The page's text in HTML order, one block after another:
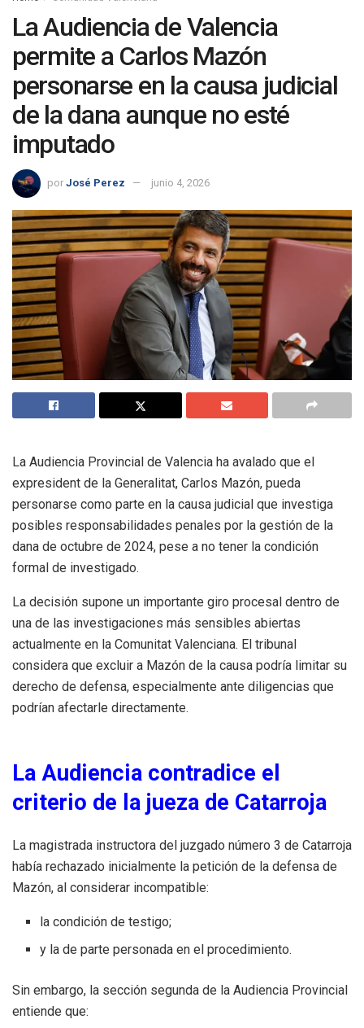
La Audiencia de Valencia
permite a Carlos Mazón
personarse en la causa judicial
de la dana aunque no esté
imputado
por José Perez junio 4, 2026
La Audiencia Provincial de Valencia ha avalado que el
expresident de la Generalitat, Carlos Mazón, pueda
personarse como parte en la causa judicial que investiga
posibles responsabilidades penales por la gestión de la
dana de octubre de 2024, pese a no tener la condición
formal de investigado.
La decisión supone un importante giro procesal dentro de
una de las investigaciones más sensibles abiertas
actualmente en la Comunitat Valenciana. El tribunal
considera que excluir a Mazón de la causa podría limitar su
derecho de defensa, especialmente ante diligencias que
podrían afectarle directamente.
La Audiencia contradice el
criterio de la jueza de Catarroja
La magistrada instructora del juzgado número 3 de Catarroja
había rechazado inicialmente la petición de la defensa de
Mazón, al considerar incompatible:
la condición de testigo;
y la de parte personada en el procedimiento.
Sin embargo, la sección segunda de la Audiencia Provincial
entiende que: